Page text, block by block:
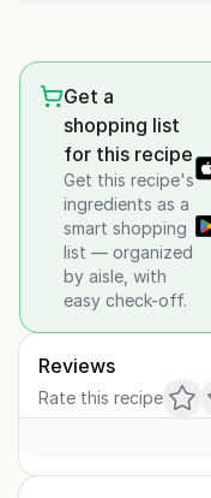
Get a
shopping list
for this recipe
Get this recipe's
ingredients as a
smart shopping
list — organized
by aisle, with
easy check-off.
Reviews
Rate this recipe